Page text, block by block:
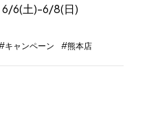
6/6(土)-6/8(日)
キャンペーン 熊本店